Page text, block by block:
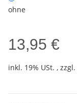
ohne
13,95 €
inkl. 19% USt. , zzgl.